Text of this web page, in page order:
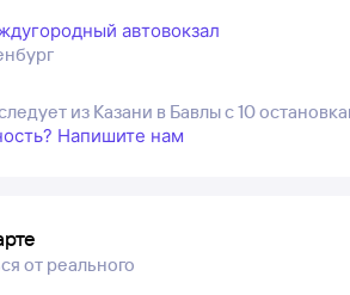
автовокзал
из Казани в Бавлы с 10
Напишите нам
от реального